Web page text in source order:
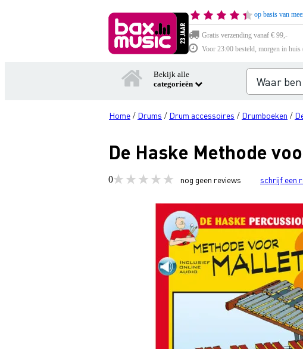
op basis van
Gratis verzending vanaf € 99,-
Voor 23:00 besteld, morgen in
Bekijk alle
categorieën
Home / Drums / Drum accessoires / Drumboeken /
De Haske Methode
0 nog geen reviews schrijf een